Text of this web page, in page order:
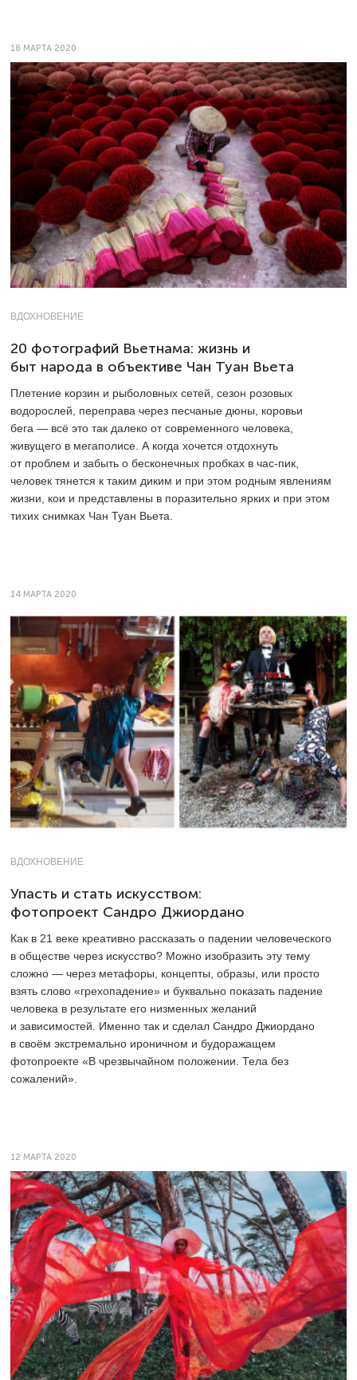
18 МАРТА 2020
ВДОХНОВЕНИЕ
20 фотографий Вьетнама: жизнь и
быт народа в объективе Чан Туан Вьета
Плетение корзин и рыболовных сетей, сезон розовых
водорослей, переправа через песчаные дюны, коровьи
бега — всё это так далеко от современного человека,
живущего в мегаполисе. А когда хочется отдохнуть
от проблем и забыть о бесконечных пробках в час-пик,
человек тянется к таким диким и при этом родным явлениям
жизни, кои и представлены в поразительно ярких и при этом
тихих снимках Чан Туан Вьета.
14 МАРТА 2020
ВДОХНОВЕНИЕ
Упасть и стать искусством:
фотопроект Сандро Джиордано
Как в 21 веке креативно рассказать о падении человеческого
в обществе через искусство? Можно изобразить эту тему
сложно — через метафоры, концепты, образы, или просто
взять слово «грехопадение» и буквально показать падение
человека в результате его низменных желаний
и зависимостей. Именно так и сделал Сандро Джиордано
в своём экстремально ироничном и будоражащем
фотопроекте «В чрезвычайном положении. Тела без
сожалений».
12 МАРТА 2020